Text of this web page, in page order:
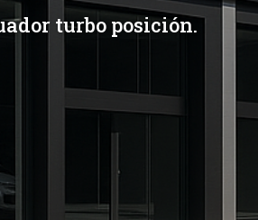
turbo posición.